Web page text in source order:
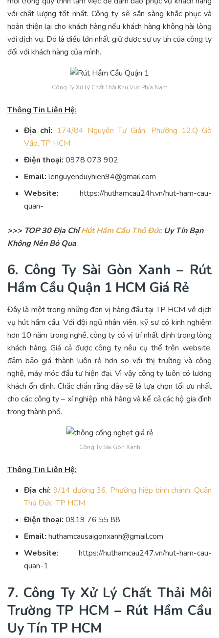
với chất lượng tốt nhất. Công ty sẽ sẵn sàng khắc phục và
hoàn thiện lại cho khách hàng nếu khách hàng không hài lòng
với dịch vụ. Đó là điều lớn nhất giữ được sự uy tín của công ty
đối với khách hàng của mình.
Công Ty Xử Lý Chất Thải Khu Vực Phía Nam
Thông Tin Liên Hệ:
Địa chỉ: 174/84 Nguyễn Tư Giản, Phường 12,Q Gò
Vấp, TP HCM
Điện thoại: 0978 073 902
Email: lenguyenduyhien94@gmail.com
Website: https://huthamcau24h.vn/hut-ham-cau-
quan-
>>> TOP 30 Địa ChỉHút Hầm Cầu Thủ ĐứcUy Tín Bạn
Không Nên Bỏ Qua
6. Công Ty Sài Gòn Xanh – Rút
Hầm Cầu Quận 1 HCM Giá Rẻ
Đây là một trong những đơn vị hàng đầu tại TP HCM về dịch
vụ hút hầm cầu. Với đội ngũ nhân viên, kỹ sư có kinh nghiệm
hơn 10 năm trong nghề, công ty có vị trí nhất định trong lòng
khách hàng. Giá cả được công ty nêu cụ thể trên website,
đảm bảo giá thành luôn rẻ hơn so với thị trường và công
nghệ, máy móc đầu tư hiện đại. Vì vậy công ty luôn có lượng
khách ổn định. Chắc chắn rằng đây sẽ là lựa chọn tối ưu nhất
cho các công ty – xí nghiệp, nhà hàng và kể cả các hộ gia đình
trong thành phố.
Công Ty Sài Gòn Xanh
Thông Tin Liên Hệ:
Địa chỉ: 9/14 đường 36, Phường hiệp bình chánh, Quận
Thủ Đức, TP HCM
Điện thoại: 0919 76 55 88
Email: huthamcausaigonxanh@gmail.com
Website: https://huthamcau247.vn/hut-ham-cau-
quan-1
7. Công Ty Xử Lý Chất Thải Môi
Trường TP HCM – Rút Hầm Cầu
Uy Tín TP HCM